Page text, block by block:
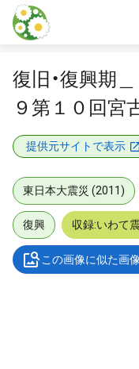
本文に飛ぶ
復旧・復興期
９第１０回宮
提供元サイトで表示
東日本大震災 (2011)
復興 収録:いわて
この画像に似た画